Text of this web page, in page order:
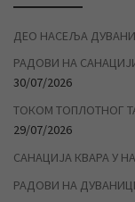
ДЕО НАСЕЉА
РАДОВИ НА
30/07/2026
ТОКОМ ТОПЛОТНОГ
29/07/2026
САНАЦИЈА КВАРА У
РАДОВИ НА